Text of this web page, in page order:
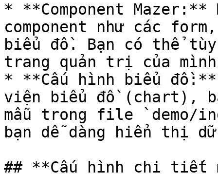
* **Component Mazer:**
component như các
biểu đồ. Bạn có thể
trang quản trị của
* **Cấu hình biểu
viện biểu đồ (chart),
mẫu trong file `demo/
bạn dễ dàng hiển thị
## **Cấu hình chi tiết